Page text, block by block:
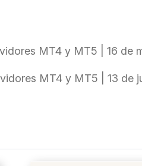
MT4 y MT5 | 16 de
MT4 y MT5 | 13 de